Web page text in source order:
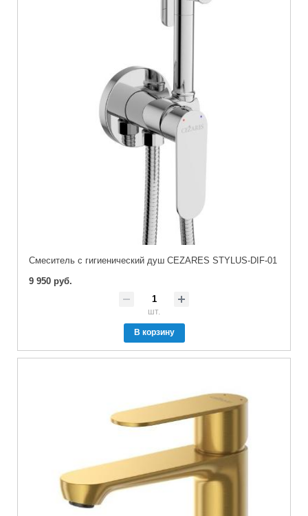
Смеситель с гигиенический душ CEZARES STYLUS-DIF-01
9 950 руб.
шт.
В корзину